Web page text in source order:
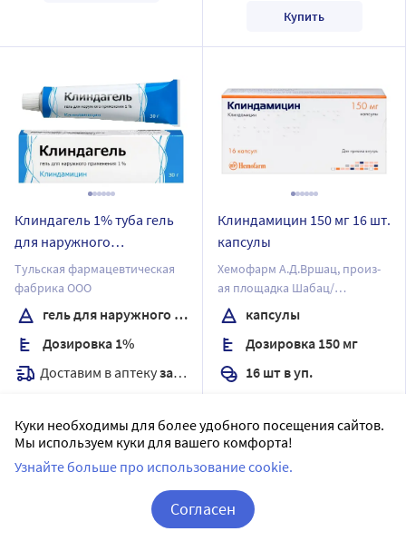
Купить
Клиндагель 1% туба гель
для наружного
применения 30 гр
Тульская фармацевтическая
фабрика ООО
гель для наружного применения
Дозировка 1%
Доставим в аптекузавтра
Цена: 674.16 11
600
Клиндамицин 150 мг 16 шт.
капсулы
Хемофарм А.Д.Вршац, произ-
ая площадка Шабац/
Хемофарм А.Д.
капсулы
Дозировка 150 мг
16 шт в уп.
В наличии
Куки необходимы для более удобного посещения сайтов.
Мы используем куки для вашего комфорта!
Узнайте больше про использование cookie.
Согласен